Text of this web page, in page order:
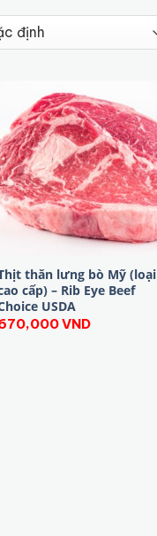
thăn lưng bò Mỹ (loại
cấp) – Rib Eye Beef
USDA
VND